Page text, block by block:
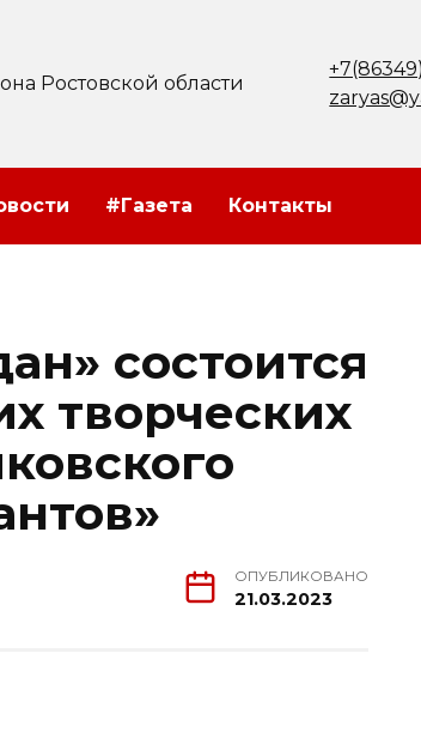
Ростовской области
#Газета Контакты
состоится
творческих
ОПУБЛИКОВАНО
21.03.2023